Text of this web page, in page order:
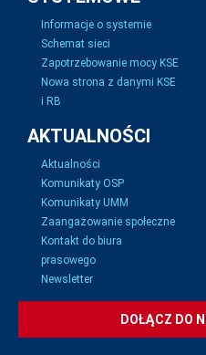
Informacje o systemie
Schemat sieci
Zapotrzebowanie mocy KSE
Nowa strona z danymi KSE
i RB
AKTUALNOŚCI
Aktualności
Komunikaty OSP
Komunikaty UMM
Zaangażowanie społeczne
Kontakt do biura
prasowego
Newsletter
DOŁĄCZ DO